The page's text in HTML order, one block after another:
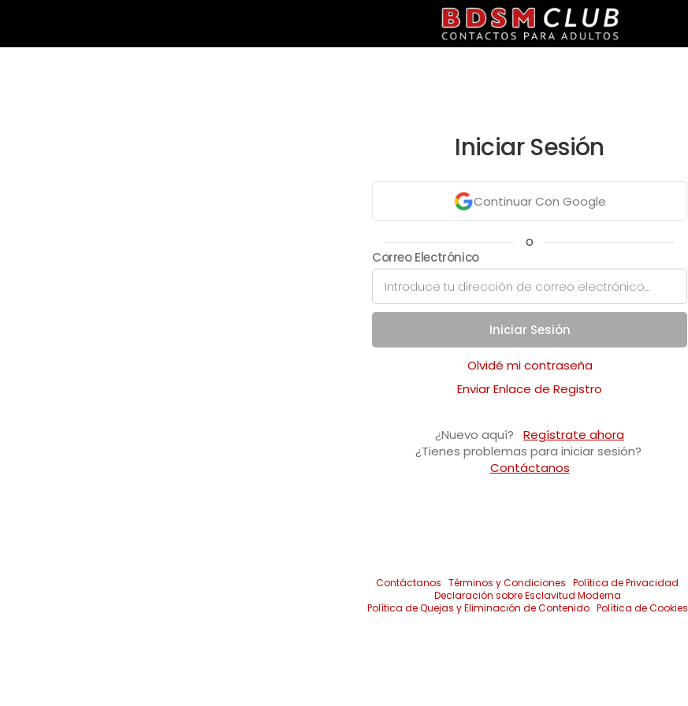
Iniciar Sesión
Continuar Con Google
o
Correo Electrónico
Iniciar Sesión
Olvidé mi contraseña
Enviar Enlace de Registro
¿Nuevo aquí?
Regístrate ahora
¿Tienes problemas para iniciar sesión?
Contáctanos
Contáctanos Términos y Condiciones Política de Privacidad
Declaración sobre Esclavitud Moderna
Política de Quejas y Eliminación de Contenido Política de Cookies